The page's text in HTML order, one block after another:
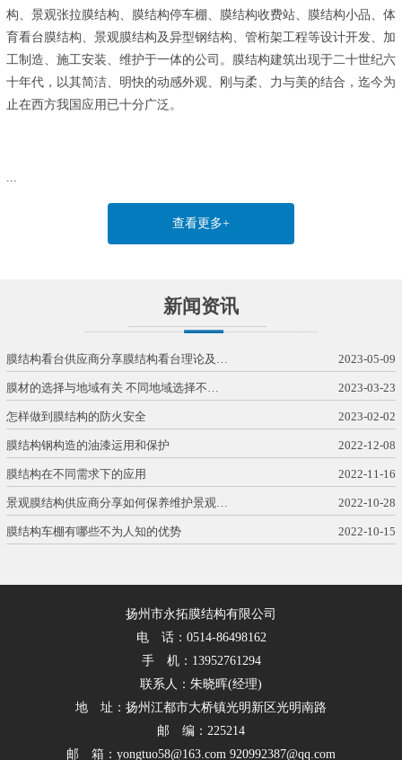
构、景观张拉膜结构、膜结构停车棚、膜结构收费站、膜结构小品、体
育看台膜结构、景观膜结构及异型钢结构、管桁架工程等设计开发、加
工制造、施工安装、维护于一体的公司。膜结构建筑出现于二十世纪六
十年代，以其简洁、明快的动感外观、刚与柔、力与美的结合，迄今为
止在西方我国应用已十分广泛。
...
查看更多+
新闻资讯
膜结构看台供应商分享膜结构看台理论及… 2023-05-09
膜材的选择与地域有关 不同地域选择不… 2023-03-23
怎样做到膜结构的防火安全 2023-02-02
膜结构钢构造的油漆运用和保护 2022-12-08
膜结构在不同需求下的应用 2022-11-16
景观膜结构供应商分享如何保养维护景观… 2022-10-28
膜结构车棚有哪些不为人知的优势 2022-10-15
扬州市永拓膜结构有限公司
电 话：0514-86498162
手 机：13952761294
联系人：朱晓晖(经理)
地 址：扬州江都市大桥镇光明新区光明南路
邮 编：225214
邮 箱：yongtuo58@163.com 920992387@qq.com